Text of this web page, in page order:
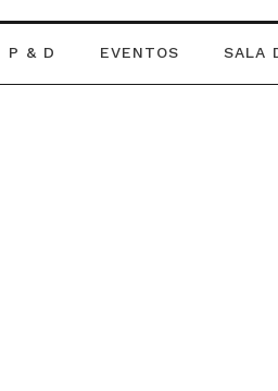
P & D EVENTOS SALA